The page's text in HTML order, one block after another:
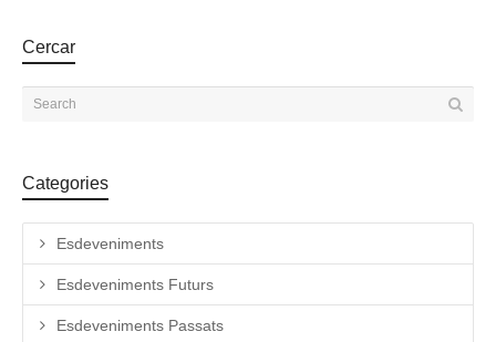
Cercar
Categories
Esdeveniments
Esdeveniments Futurs
Esdeveniments Passats